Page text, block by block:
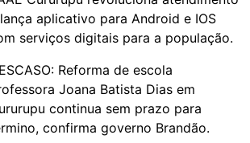
aplicativo para Android e IOS
serviços digitais para a população.
Reforma de escola
Joana Batista Dias em
continua sem prazo para
confirma governo Brandão.